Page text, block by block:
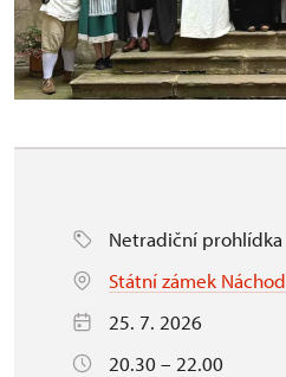
Netradiční prohlídka
Státní zámek Náchod
25. 7. 2026
20.30 – 22.00